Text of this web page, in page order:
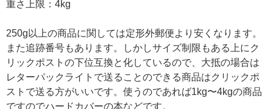
重さ上限：4kg
250g以上の商品に関しては定形外郵便より安くなります。
また追跡番号もあります。しかしサイズ制限もある上にク
リックポストの下位互換と化しているので、大抵の場合は
レターパックライトで送ることのできる商品はクリックポ
ストで送る方がいいです。使うのであれば1kg〜4kgの商品
ですのでハードカバーの本などです。